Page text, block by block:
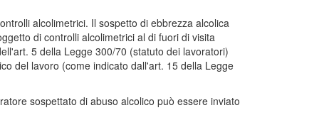
alcolimetrici. Il sospetto di ebbrezza alcolica
di controlli alcolimetrici al di fuori di visita
5 della Legge 300/70 (statuto dei lavoratori)
del lavoro (come indicato dall'art. 15 della Legge
sospettato di abuso alcolico può essere inviato